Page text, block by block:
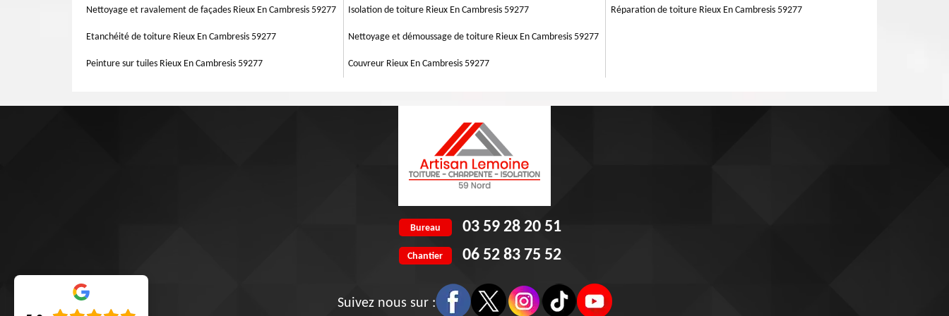
changement gouttière gratuitement. Donc, appelez vite Artisan Lemoine 59 qui se réside dans Rieux En Cambresis 59277 pour
Nettoyage et ravalement de façades Rieux En Cambresis 59277
Etanchéité de toiture Rieux En Cambresis 59277
Peinture sur tuiles Rieux En Cambresis 59277
Isolation de toiture Rieux En Cambresis 59277
Nettoyage et démoussage de toiture Rieux En Cambresis 59277
Couvreur Rieux En Cambresis 59277
Réparation de toiture Rieux En Cambresis 59277
Bureau 03 59 28 20 51
Chantier 06 52 83 75 52
Suivez nous sur :